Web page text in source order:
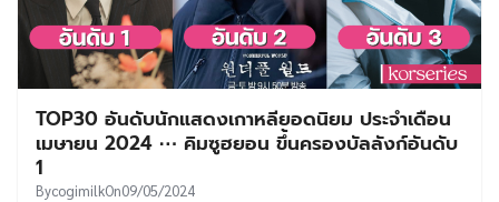
TOP30 อันดับนักแสดงเกาหลียอดนิยม ประจำเดือน
เมษายน 2024 ⋯ คิมซูฮยอน ขึ้นครองบัลลังก์อันดับ
1
BycogimilkOn09/05/2024